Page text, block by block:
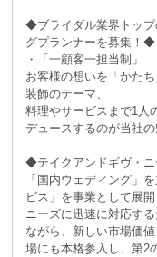
◆ブライダル業界トップ
グプランナーを募集！◆
・「一顧客一担当制」
お客様の想いを「かた
装飾のテーマ、
料理やサービスまで1人
デュースするのが当社の
◆テイクアンドギヴ・
「国内ウェディング」
ビス」を事業として展
ニーズに迅速に対応す
ながら、新しい市場価
場にも本格参入し、第2